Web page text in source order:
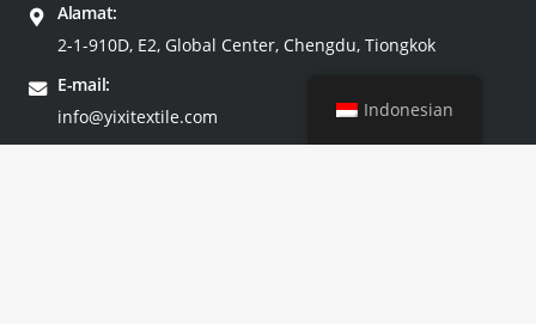
Alamat:
2-1-910D, E2, Global Center, Chengdu, Tiongkok
E-mail:
info@yixitextile.com
Indonesian